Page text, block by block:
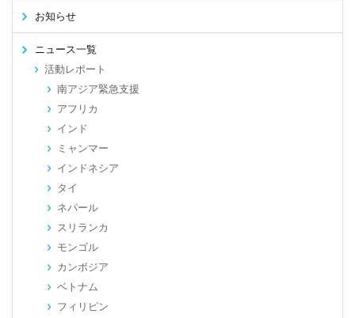
お知らせ
ニュース一覧
活動レポート
南アジア緊急支援
アフリカ
インド
ミャンマー
インドネシア
タイ
ネパール
スリランカ
モンゴル
カンボジア
ベトナム
フィリピン